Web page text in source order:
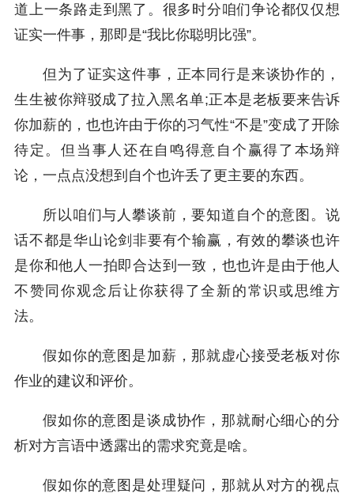
道上一条路走到黑了。很多时分咱们争论都仅仅想
证实一件事，那即是“我比你聪明比强”。
但为了证实这件事，正本同行是来谈协作的，
生生被你辩驳成了拉入黑名单;正本是老板要来告诉
你加薪的，也也许由于你的习气性“不是”变成了开除
待定。但当事人还在自鸣得意自个赢得了本场辩
论，一点点没想到自个也许丢了更主要的东西。
所以咱们与人攀谈前，要知道自个的意图。说
话不都是华山论剑非要有个输赢，有效的攀谈也许
是你和他人一拍即合达到一致，也也许是由于他人
不赞同你观念后让你获得了全新的常识或思维方
法。
假如你的意图是加薪，那就虚心接受老板对你
作业的建议和评价。
假如你的意图是谈成协作，那就耐心细心的分
析对方言语中透露出的需求究竟是啥。
假如你的意图是处理疑问，那就从对方的视点